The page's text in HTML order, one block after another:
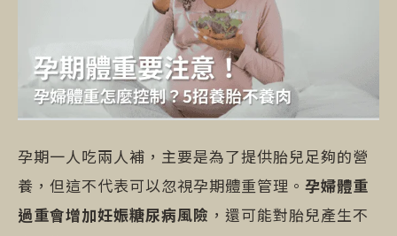
孕期一人吃兩人補，主要是為了提供胎兒足夠的營
養，但這不代表可以忽視孕期體重管理。 孕婦體重
過重會增加妊娠糖尿病風險 ，還可能對胎兒產生不